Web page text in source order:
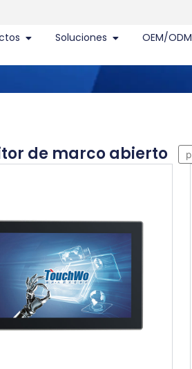
Soluciones OEM/ODM
de marco abierto